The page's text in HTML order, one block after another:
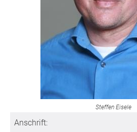
Steffen Eisele
Anschrift: